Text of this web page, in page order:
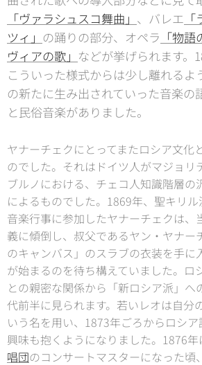
「ヴァラシュスコ舞曲」 、バレエ
ツィ」 の踊りの部分、オペラ 「物語
ヴィアの歌」 などが挙げられます。
こういった様式からは少し離れるよ
の新たに生み出されていった音楽の
と民俗音楽がありました。
ヤナーチェクにとってまたロシア文化
のでした。それはドイツ人がマジョリ
ブルノにおける、チェコ人知識階層の
によるものでした。1869年、聖キリ
音楽行事に参加したヤナーチェクは、
義に傾倒し、叔父であるヤン・ヤナー
のキャンバス」のスラブの衣装を手に
が始まるのを待ち構えていました。ロ
との親密な関係から「新ロシア派」へ
代前半に見られます。若いレオは自分
いう名を用い、1873年ごろからロシ
興味も抱くようになりました。1876年
唱団のコンサートマスターになった頃